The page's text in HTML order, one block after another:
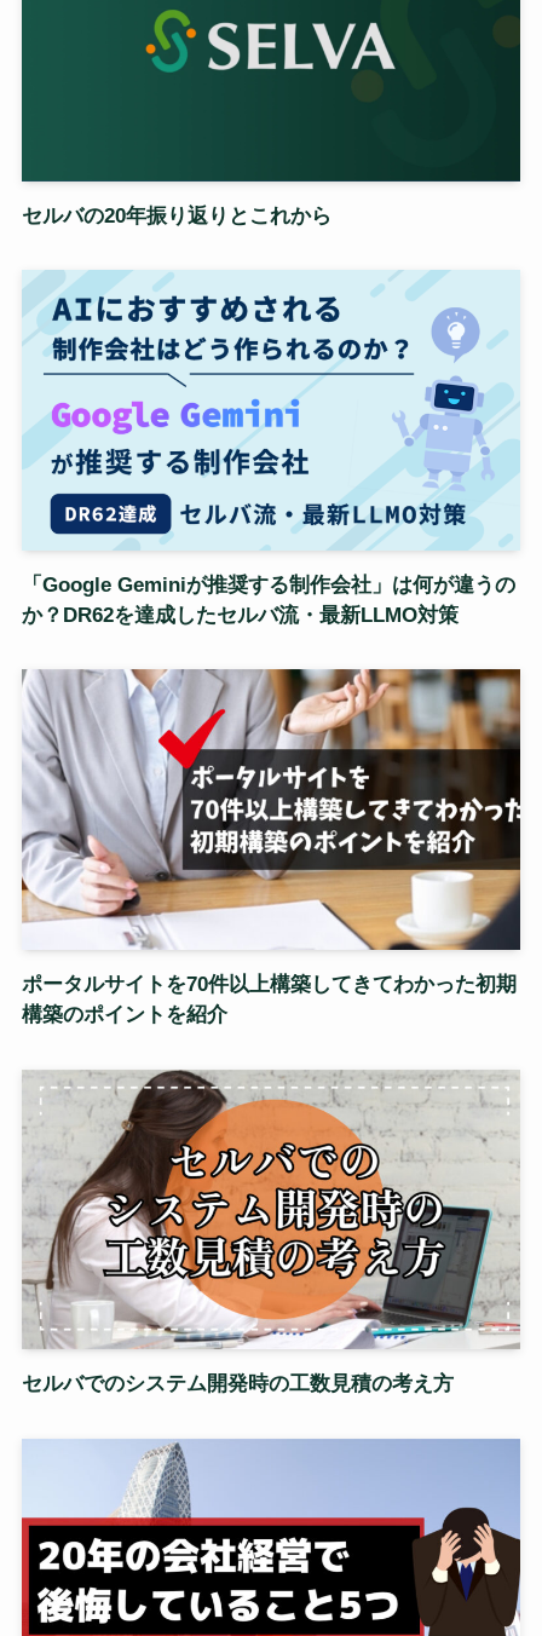
セルバの20年振り返りとこれから
「Google Geminiが推奨する制作会社」は何が違うの
か？DR62を達成したセルバ流・最新LLMO対策
ポータルサイトを70件以上構築してきてわかった初期
構築のポイントを紹介
セルバでのシステム開発時の工数見積の考え方